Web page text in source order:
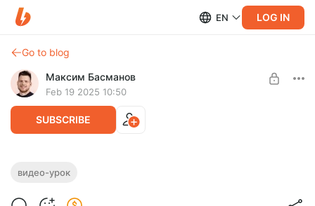
EN LOG IN
Go to blog
Максим Басманов
Feb 19 2025 10:50
SUBSCRIBE
Создаем инфографику используя ИИ и
видео-урок